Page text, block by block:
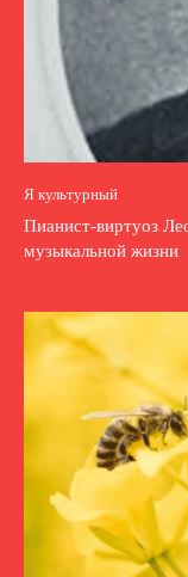
Я культурный
Пианист-виртуоз
музыкальной жизни